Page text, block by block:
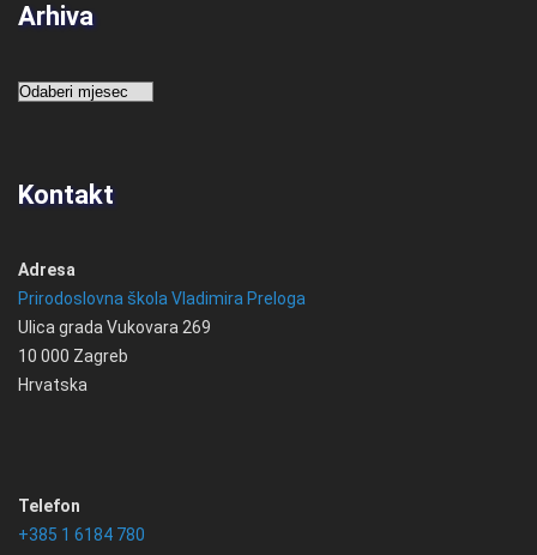
Arhiva
Arhiva
Kontakt
Adresa
Prirodoslovna škola Vladimira Preloga
Ulica grada Vukovara 269
10 000 Zagreb
Hrvatska
Telefon
+385 1 6184 780